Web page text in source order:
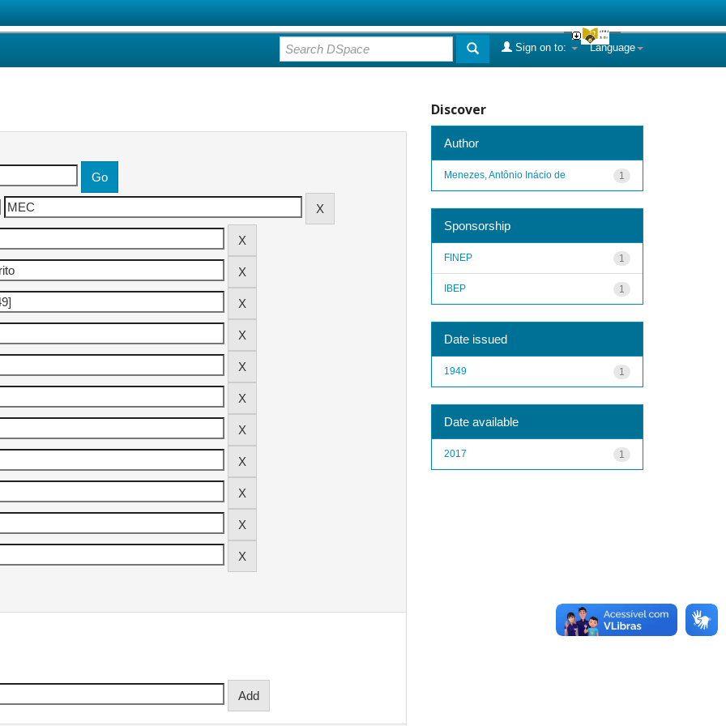
Language
Sign on to:
Discover
Author
1
Menezes, Antônio Inácio de
Sponsorship
1
FINEP
1
IBEP
Date issued
1
1949
Date available
1
2017